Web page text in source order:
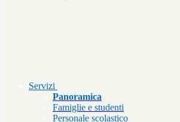
Servizi
Panoramica
Famiglie e studenti
Personale scolastico